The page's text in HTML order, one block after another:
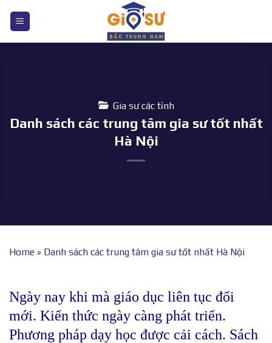
nội
Gia sư các tỉnh
Danh sách các trung tâm gia sư tốt nhất
Hà Nội
Home » Danh sách các trung tâm gia sư tốt nhất Hà Nội
Ngày nay khi mà giáo dục liên tục đổi
mới. Kiến thức ngày càng phát triển.
Phương pháp dạy học được cải cách. Sách